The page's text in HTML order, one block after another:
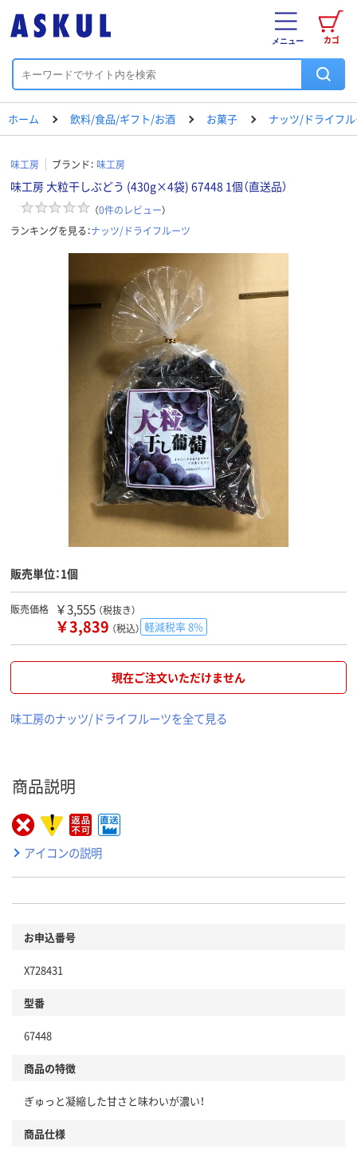
カゴ
メニュー
ホーム 飲料/食品/ギフト/お酒 お菓子 ナッツ/ドライフ
味工房 ブランド： 味工房
味工房 大粒干しぶどう (430g×4袋) 67448 1個（直送品）
（0件のレビュー）
ランキングを見る：ナッツ/ドライフルーツ
販売単位：1個
販売価格 ￥3,555 （税抜き）
￥3,839 （税込） 軽減税率 8%
現在ご注文いただけません
味工房のナッツ/ドライフルーツを全て見る
商品説明
アイコンの説明
お申込番号
X728431
型番
67448
商品の特徴
ぎゅっと凝縮した甘さと味わいが濃い！
商品仕様